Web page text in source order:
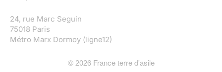
24, rue Marc Seguin
75018 Paris
Métro Marx Dormoy (ligne12)
©2026France terre d'asile